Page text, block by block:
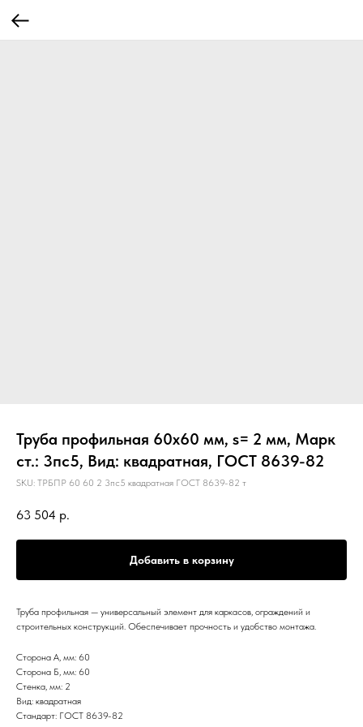
Труба профильная 60х60 мм, s= 2 мм, Марк
ст.: 3пс5, Вид: квадратная, ГОСТ 8639-82
SKU: ТРБПР 60 60 2 3пс5 квадратная ГОСТ 8639-82 т
63 504 р.
Добавить в корзину
Труба профильная — универсальный элемент для каркасов, ограждений и
строительных конструкций. Обеспечивает прочность и удобство монтажа.
Сторона А, мм: 60
Сторона Б, мм: 60
Стенка, мм: 2
Вид: квадратная
Стандарт: ГОСТ 8639-82